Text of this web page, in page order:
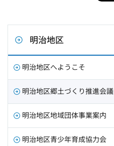
明治地区
明治地区へようこそ
明治地区郷土づくり推進会議
明治地区地域団体事業案内
明治地区青少年育成協力会